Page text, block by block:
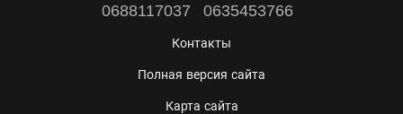
0688117037 0635453766
Контакты
Полная версия сайта
Карта сайта